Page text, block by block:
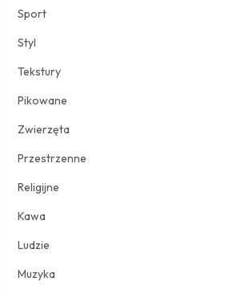
Sport
Styl
Tekstury
Pikowane
Zwierzęta
Przestrzenne
Religijne
Kawa
Ludzie
Muzyka